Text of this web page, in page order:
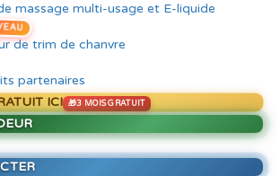
massage multi-usage et E-liquide
de trim de chanvre
partenaires
ICI